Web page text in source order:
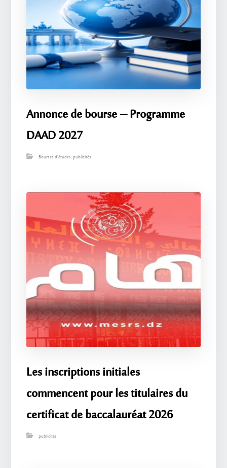
Annonce de bourse – Programme
DAAD 2027
Bourses d'études,publicités
Les inscriptions initiales
commencent pour les titulaires du
certificat de baccalauréat 2026
publicités